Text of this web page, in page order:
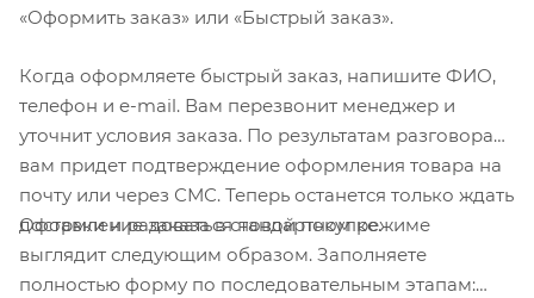
«Оформить заказ» или «Быстрый заказ».
Когда оформляете быстрый заказ, напишите ФИО,
телефон и e-mail. Вам перезвонит менеджер и
уточнит условия заказа. По результатам разговора
вам придет подтверждение оформления товара на
почту или через СМС. Теперь останется только ждать
доставки и радоваться новой покупке.
Оформление заказа в стандартном режиме
выглядит следующим образом. Заполняете
полностью форму по последовательным этапам: